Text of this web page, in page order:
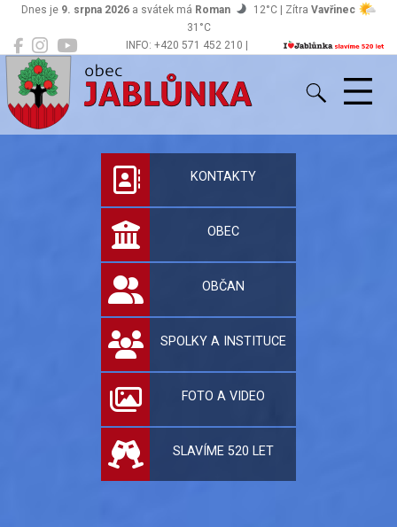
INFO: +420 571 452 210 |
Dnes je 9. srpna 2026 a svátek má Roman 12°C | Zítra Vavřinec
31°C
Jablůnka
Oficiální stránky
KONTAKTY
OBEC
OBČAN
SPOLKY A INSTITUCE
FOTO A VIDEO
SLAVÍME 520 LET